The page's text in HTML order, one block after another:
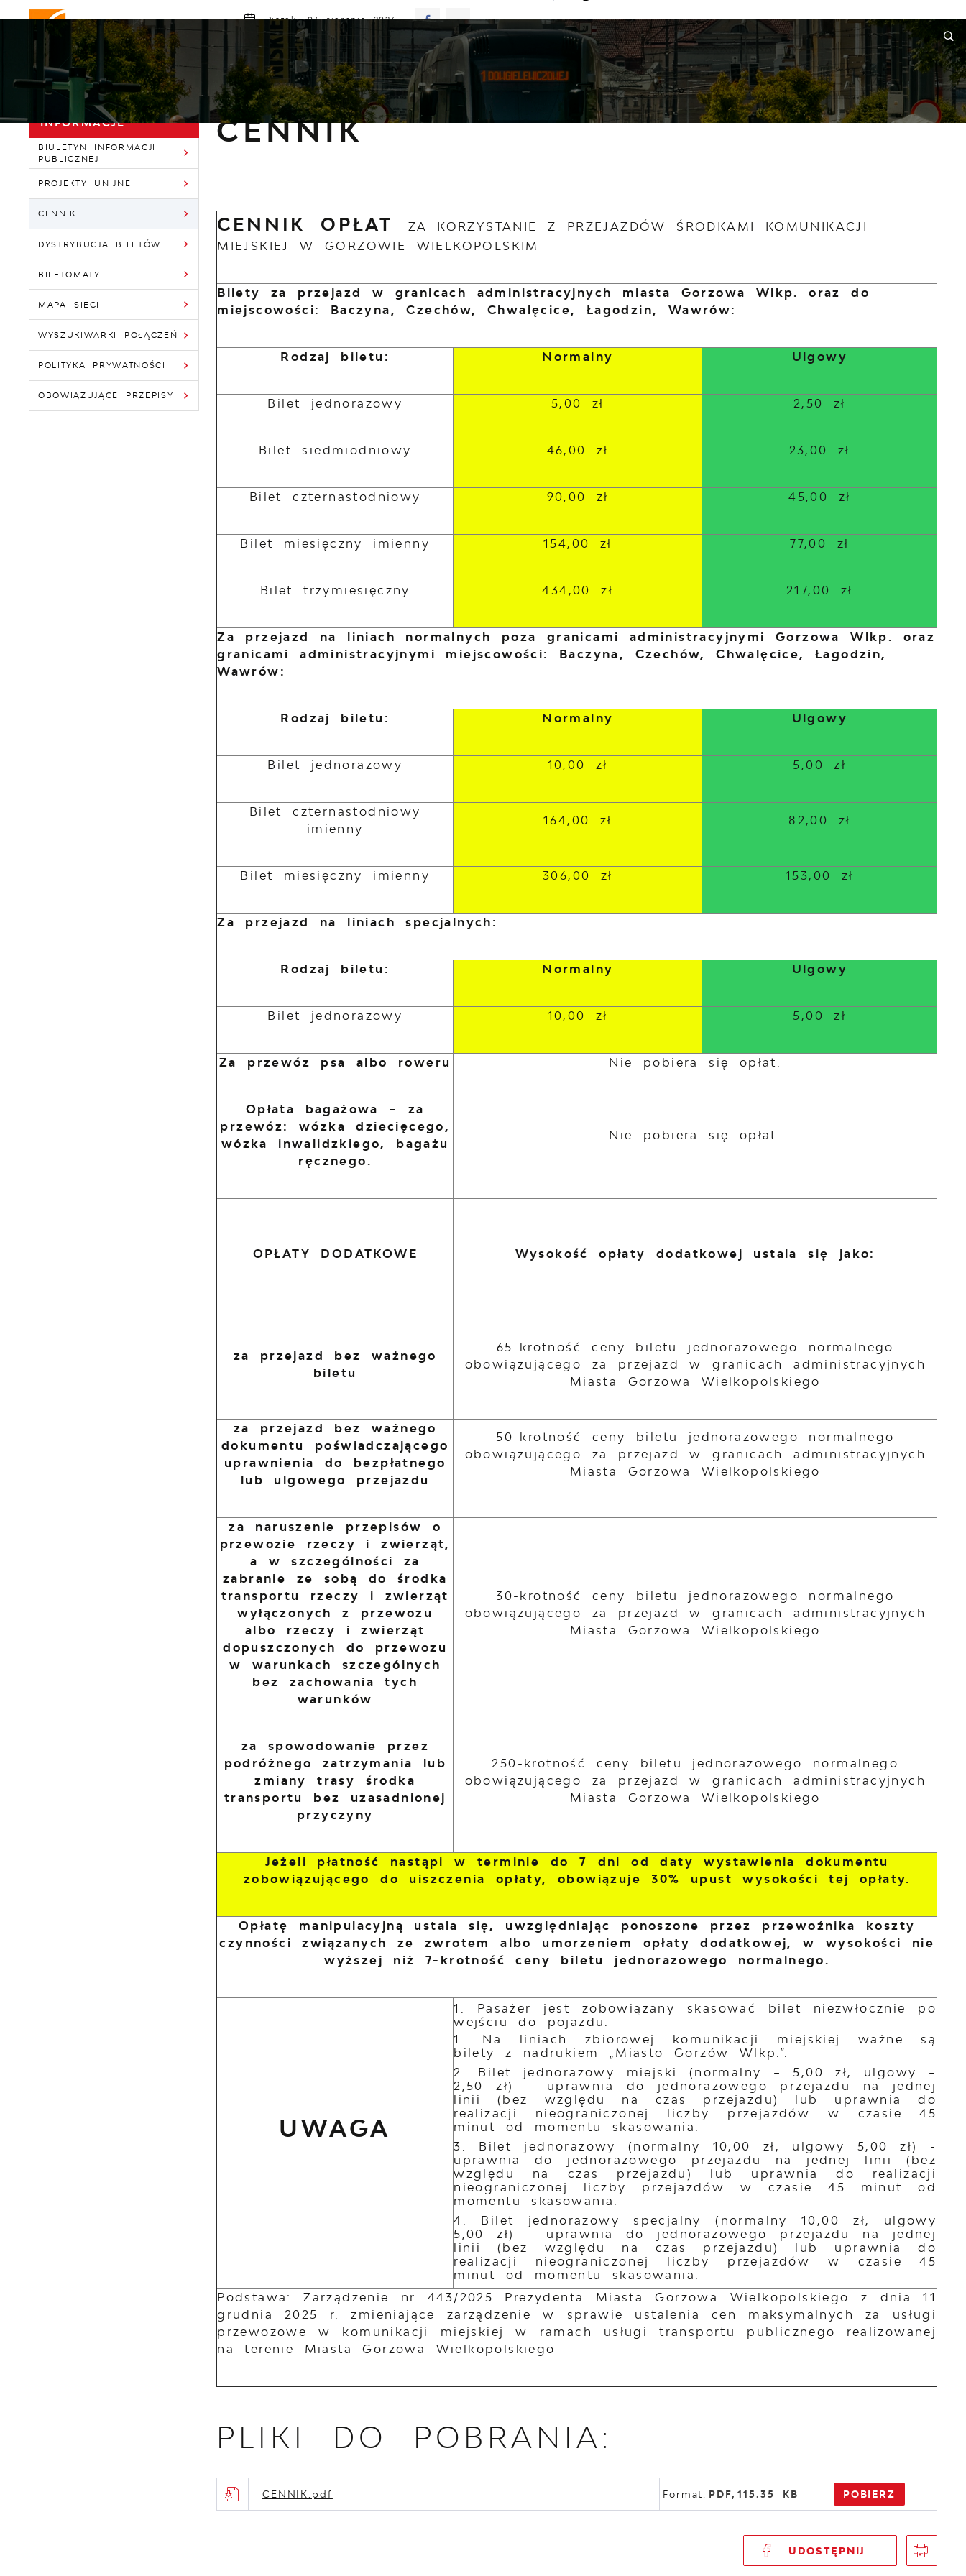
Piątek, 07 sierpnia 2026
Pochmurno
MZK GORZÓW ROZKŁAD JAZDY AKTUALNOŚCI KOMUNIKATY NASZA OFERTA INFORMACJE WNIOSKI I REKLAMACJE KONTAKT
Powróć do: Informacje Strona główna Informacje Cennik
INFORMACJE
BIULETYN INFORMACJI
PUBLICZNEJ
PROJEKTY UNIJNE
CENNIK
DYSTRYBUCJA BILETÓW
BILETOMATY
MAPA SIECI
WYSZUKIWARKI POŁĄCZEŃ
POLITYKA PRYWATNOŚCI
OBOWIĄZUJĄCE PRZEPISY
CENNIK
CENNIK OPŁATZA KORZYSTANIE Z PRZEJAZDÓW ŚRODKAMI KOMUNIKACJI
MIEJSKIEJ W GORZOWIE WIELKOPOLSKIM
Bilety za przejazd w granicach administracyjnych miasta Gorzowa Wlkp. oraz do
miejscowości: Baczyna, Czechów, Chwalęcice, Łagodzin, Wawrów:
Rodzaj biletu: Normalny Ulgowy
Bilet jednorazowy 5,00 zł 2,50 zł
Bilet siedmiodniowy 46,00 zł 23,00 zł
Bilet czternastodniowy 90,00 zł 45,00 zł
Bilet miesięczny imienny 154,00 zł 77,00 zł
Bilet trzymiesięczny 434,00 zł 217,00 zł
Za przejazd na liniach normalnych poza granicami administracyjnymi Gorzowa Wlkp. oraz
granicami administracyjnymi miejscowości: Baczyna, Czechów, Chwalęcice, Łagodzin,
Wawrów:
Rodzaj biletu: Normalny Ulgowy
Bilet jednorazowy 10,00 zł 5,00 zł
Bilet czternastodniowy
imienny
164,00 zł 82,00 zł
Bilet miesięczny imienny 306,00 zł 153,00 zł
Za przejazd na liniach specjalnych:
Rodzaj biletu: Normalny Ulgowy
Bilet jednorazowy 10,00 zł 5,00 zł
Za przewóz psa albo roweru Nie pobiera się opłat.
Opłata bagażowa – za
przewóz: wózka dziecięcego,
wózka inwalidzkiego, bagażu
ręcznego.
Nie pobiera się opłat.
OPŁATY DODATKOWE Wysokość opłaty dodatkowej ustala się jako:
za przejazd bez ważnego
biletu
65-krotność ceny biletu jednorazowego normalnego
obowiązującego za przejazd w granicach administracyjnych
Miasta Gorzowa Wielkopolskiego
za przejazd bez ważnego
dokumentu poświadczającego
uprawnienia do bezpłatnego
lub ulgowego przejazdu
50-krotność ceny biletu jednorazowego normalnego
obowiązującego za przejazd w granicach administracyjnych
Miasta Gorzowa Wielkopolskiego
za naruszenie przepisów o
przewozie rzeczy i zwierząt,
a w szczególności za
zabranie ze sobą do środka
transportu rzeczy i zwierząt
wyłączonych z przewozu
albo rzeczy i zwierząt
dopuszczonych do przewozu
w warunkach szczególnych
bez zachowania tych
warunków
30-krotność ceny biletu jednorazowego normalnego
obowiązującego za przejazd w granicach administracyjnych
Miasta Gorzowa Wielkopolskiego
za spowodowanie przez
podróżnego zatrzymania lub
zmiany trasy środka
transportu bez uzasadnionej
przyczyny
250-krotność ceny biletu jednorazowego normalnego
obowiązującego za przejazd w granicach administracyjnych
Miasta Gorzowa Wielkopolskiego
Jeżeli płatność nastąpi w terminie do 7 dni od daty wystawienia dokumentu
zobowiązującego do uiszczenia opłaty, obowiązuje 30% upust wysokości tej opłaty.
Opłatę manipulacyjną ustala się, uwzględniając ponoszone przez przewoźnika koszty
czynności związanych ze zwrotem albo umorzeniem opłaty dodatkowej, w wysokości nie
wyższej niż 7-krotność ceny biletu jednorazowego normalnego.
UWAGA
Pasażer jest zobowiązany skasować bilet niezwłocznie po
wejściu do pojazdu.
Na liniach zbiorowej komunikacji miejskiej ważne są
bilety z nadrukiem „Miasto Gorzów Wlkp.”.
Bilet jednorazowy miejski (normalny – 5,00 zł, ulgowy –
2,50 zł) – uprawnia do jednorazowego przejazdu na jednej
linii (bez względu na czas przejazdu) lub uprawnia do
realizacji nieograniczonej liczby przejazdów w czasie 45
minut od momentu skasowania.
Bilet jednorazowy (normalny 10,00 zł, ulgowy 5,00 zł) -
uprawnia do jednorazowego przejazdu na jednej linii (bez
względu na czas przejazdu) lub uprawnia do realizacji
nieograniczonej liczby przejazdów w czasie 45 minut od
momentu skasowania.
Bilet jednorazowy specjalny (normalny 10,00 zł, ulgowy
5,00 zł) - uprawnia do jednorazowego przejazdu na jednej
linii (bez względu na czas przejazdu) lub uprawnia do
realizacji nieograniczonej liczby przejazdów w czasie 45
minut od momentu skasowania.
Podstawa: Zarządzenie nr 443/2025 Prezydenta Miasta Gorzowa Wielkopolskiego z dnia 11
grudnia 2025 r. zmieniające zarządzenie w sprawie ustalenia cen maksymalnych za usługi
przewozowe w komunikacji miejskiej w ramach usługi transportu publicznego realizowanej
na terenie Miasta Gorzowa Wielkopolskiego
PLIKI DO POBRANIA:
CENNIK.pdf Format: PDF, 115.35 KB POBIERZ
UDOSTĘPNIJ